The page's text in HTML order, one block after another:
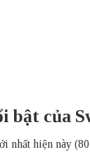
bật của
nhất hiện này